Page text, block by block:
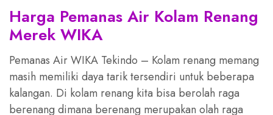
Harga Pemanas Air Kolam Renang
Merek WIKA
Pemanas Air WIKA Tekindo – Kolam renang memang
masih memiliki daya tarik tersendiri untuk beberapa
kalangan. Di kolam renang kita bisa berolah raga
berenang dimana berenang merupakan olah raga